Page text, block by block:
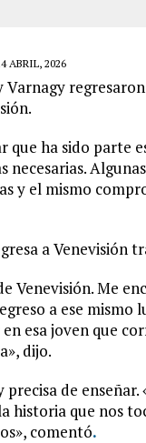
ABRIL, 2026
que ha sido parte
necesarias.
y el mismo
a Venevisión
Venevisión. Me
a ese
esa joven que
dijo.
de
historia que nos
comentó.